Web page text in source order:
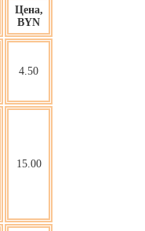
Цена,
BYN
4.50
15.00